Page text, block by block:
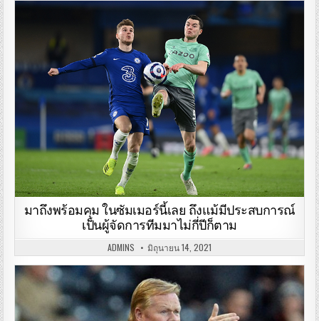
มาถึงพร้อมคุม ในซัมเมอร์นี้เลย ถึงแม้มีประสบการณ์
เป็นผู้จัดการทีมมาไม่กี่ปีก็ตาม
ADMINS มิถุนายน 14, 2021